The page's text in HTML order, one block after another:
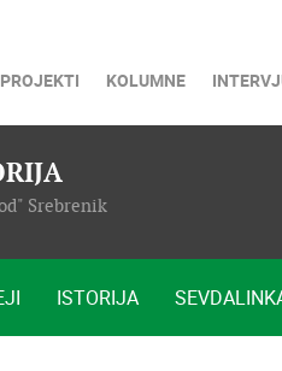
PROJEKTI KOLUMNE
Srebrenik
ISTORIJA